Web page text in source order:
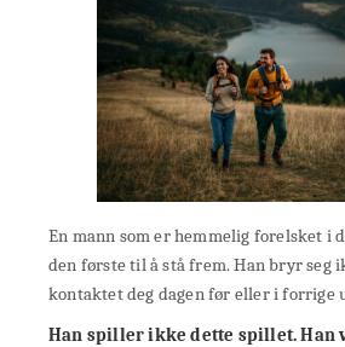
En mann som er hemmelig forelsket i
den første til å stå frem. Han bryr seg
kontaktet deg dagen før eller i forrige
Han spiller ikke dette spillet. Han